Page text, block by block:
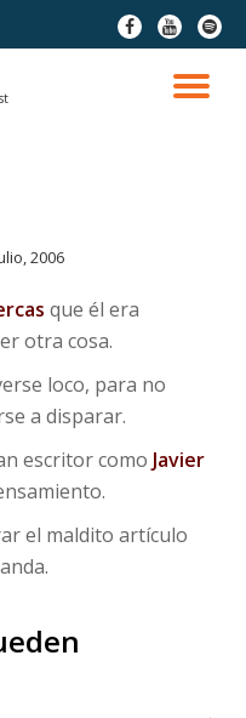
fa-
facebook
fa-
youtube
fa-
spotify
2006
que él era
otra cosa.
loco, para no
a disparar.
escritor como Javier
el maldito artículo